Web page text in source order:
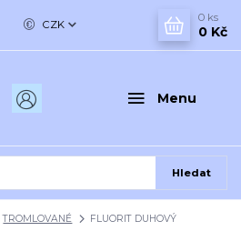
Menu
CZK
Hledat
0 ks
0 Kč
TROMLOVANÉ FLUORIT DUHOVÝ